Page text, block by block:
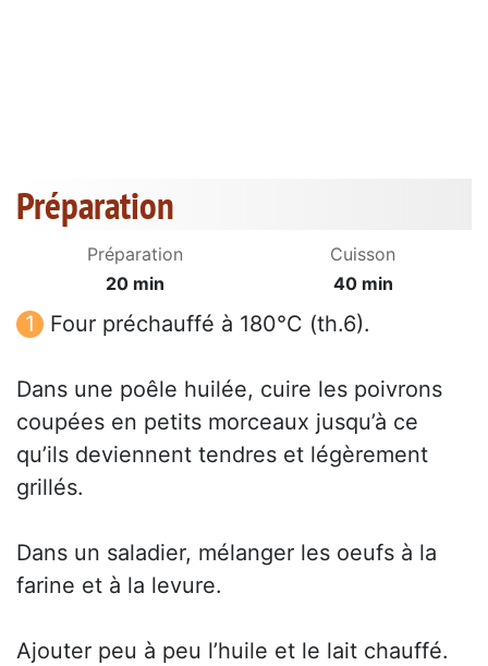
Préparation
Préparation
20 min
Cuisson
40 min
Four préchauffé à 180°C (th.6).
Dans une poêle huilée, cuire les poivrons
coupées en petits morceaux jusqu’à ce
qu’ils deviennent tendres et légèrement
grillés.
Dans un saladier, mélanger les oeufs à la
farine et à la levure.
Ajouter peu à peu l’huile et le lait chauffé.